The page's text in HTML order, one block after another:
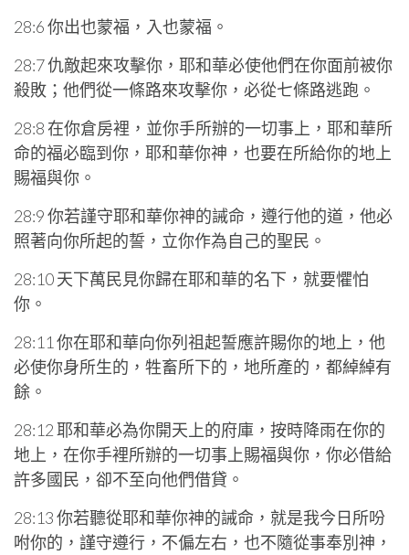
28:6 你出也蒙福，入也蒙福。
28:7 仇敵起來攻擊你，耶和華必使他們在你面前被你
殺敗；他們從一條路來攻擊你，必從七條路逃跑。
28:8 在你倉房裡，並你手所辦的一切事上，耶和華所
命的福必臨到你，耶和華你神，也要在所給你的地上
賜福與你。
28:9 你若謹守耶和華你神的誡命，遵行他的道，他必
照著向你所起的誓，立你作為自己的聖民。
28:10 天下萬民見你歸在耶和華的名下，就要懼怕
你。
28:11 你在耶和華向你列祖起誓應許賜你的地上，他
必使你身所生的，牲畜所下的，地所產的，都綽綽有
餘。
28:12 耶和華必為你開天上的府庫，按時降雨在你的
地上，在你手裡所辦的一切事上賜福與你，你必借給
許多國民，卻不至向他們借貸。
28:13 你若聽從耶和華你神的誡命，就是我今日所吩
咐你的，謹守遵行，不偏左右，也不隨從事奉別神，